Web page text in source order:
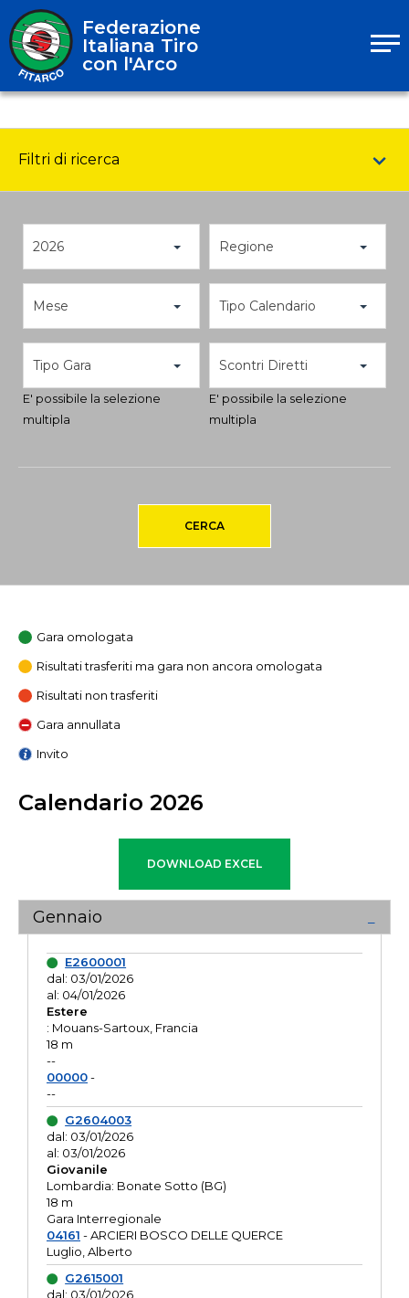
Federazione
Italiana Tiro
con l'Arco
Filtri di ricerca
2026 Regione
Mese Tipo Calendario
Tipo Gara
E' possibile la selezione
multipla
Scontri Diretti
E' possibile la selezione
multipla
CERCA
Gara omologata
Risultati trasferiti ma gara non ancora omologata
Risultati non trasferiti
Gara annullata
Invito
Calendario 2026
Gennaio
E2600001
dal: 03/01/2026
al: 04/01/2026
Estere
: Mouans-Sartoux, Francia
18 m
--
00000-
--
G2604003
dal: 03/01/2026
al: 03/01/2026
Giovanile
Lombardia: Bonate Sotto (BG)
18 m
Gara Interregionale
04161 - ARCIERI BOSCO DELLE QUERCE
Luglio, Alberto
G2615001
dal: 03/01/2026